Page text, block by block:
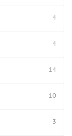
4
4
14
10
3